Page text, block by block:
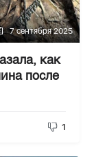
7 сентября 2025
как
после
1